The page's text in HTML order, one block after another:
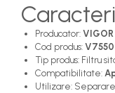
Producator: VIGOR
Cod produs:
Tip produs: Filtru
Compatibilitate:
Utilizare: